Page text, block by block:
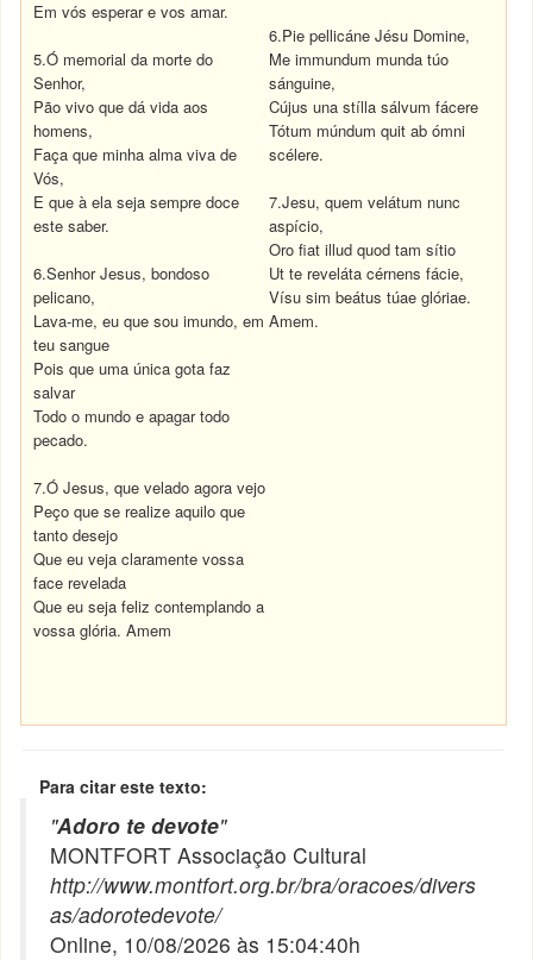
Em vós esperar e vos amar.
5.Ó memorial da morte do
Senhor,
Pão vivo que dá vida aos
homens,
Faça que minha alma viva de
Vós,
E que à ela seja sempre doce
este saber.
6.Senhor Jesus, bondoso
pelicano,
Lava-me, eu que sou imundo, em
teu sangue
Pois que uma única gota faz
salvar
Todo o mundo e apagar todo
pecado.
7.Ó Jesus, que velado agora vejo
Peço que se realize aquilo que
tanto desejo
Que eu veja claramente vossa
face revelada
Que eu seja feliz contemplando a
vossa glória. Amem
6.Pie pellicáne Jésu Domine,
Me immundum munda túo
sánguine,
Cújus una stílla sálvum fácere
Tótum múndum quit ab ómni
scélere.
7.Jesu, quem velátum nunc
aspício,
Oro fiat illud quod tam sítio
Ut te reveláta cérnens fácie,
Vísu sim beátus túae glóriae.
Amem.
Para citar este texto:
"Adoro te devote"
MONTFORT Associação Cultural
http://www.montfort.org.br/bra/oracoes/divers
as/adorotedevote/
Online, 10/08/2026 às 15:04:40h